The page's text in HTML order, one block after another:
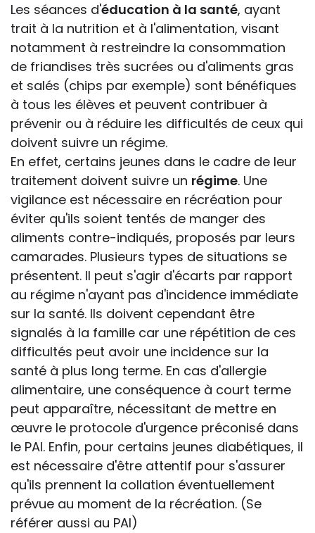
Les séances d'éducation à la santé, ayant
trait à la nutrition et à l'alimentation, visant
notamment à restreindre la consommation
de friandises très sucrées ou d'aliments gras
et salés (chips par exemple) sont bénéfiques
à tous les élèves et peuvent contribuer à
prévenir ou à réduire les difficultés de ceux qui
doivent suivre un régime.
En effet, certains jeunes dans le cadre de leur
traitement doivent suivre un régime. Une
vigilance est nécessaire en récréation pour
éviter qu'ils soient tentés de manger des
aliments contre-indiqués, proposés par leurs
camarades. Plusieurs types de situations se
présentent. Il peut s'agir d'écarts par rapport
au régime n'ayant pas d'incidence immédiate
sur la santé. Ils doivent cependant être
signalés à la famille car une répétition de ces
difficultés peut avoir une incidence sur la
santé à plus long terme. En cas d'allergie
alimentaire, une conséquence à court terme
peut apparaître, nécessitant de mettre en
œuvre le protocole d'urgence préconisé dans
le PAI. Enfin, pour certains jeunes diabétiques, il
est nécessaire d'être attentif pour s'assurer
qu'ils prennent la collation éventuellement
prévue au moment de la récréation. (Se
référer aussi au PAI)